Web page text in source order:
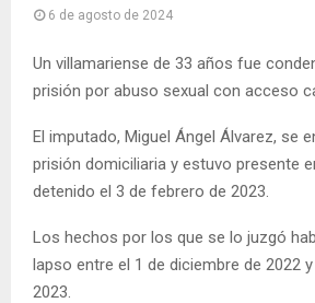
6 de agosto de 2024
Un villamariense de 33 años fue
prisión por abuso sexual con acceso
El imputado, Miguel Ángel Álvarez, se
prisión domiciliaria y estuvo presente
detenido el 3 de febrero de 2023.
Los hechos por los que se lo juzgó
lapso entre el 1 de diciembre de 2022
2023.